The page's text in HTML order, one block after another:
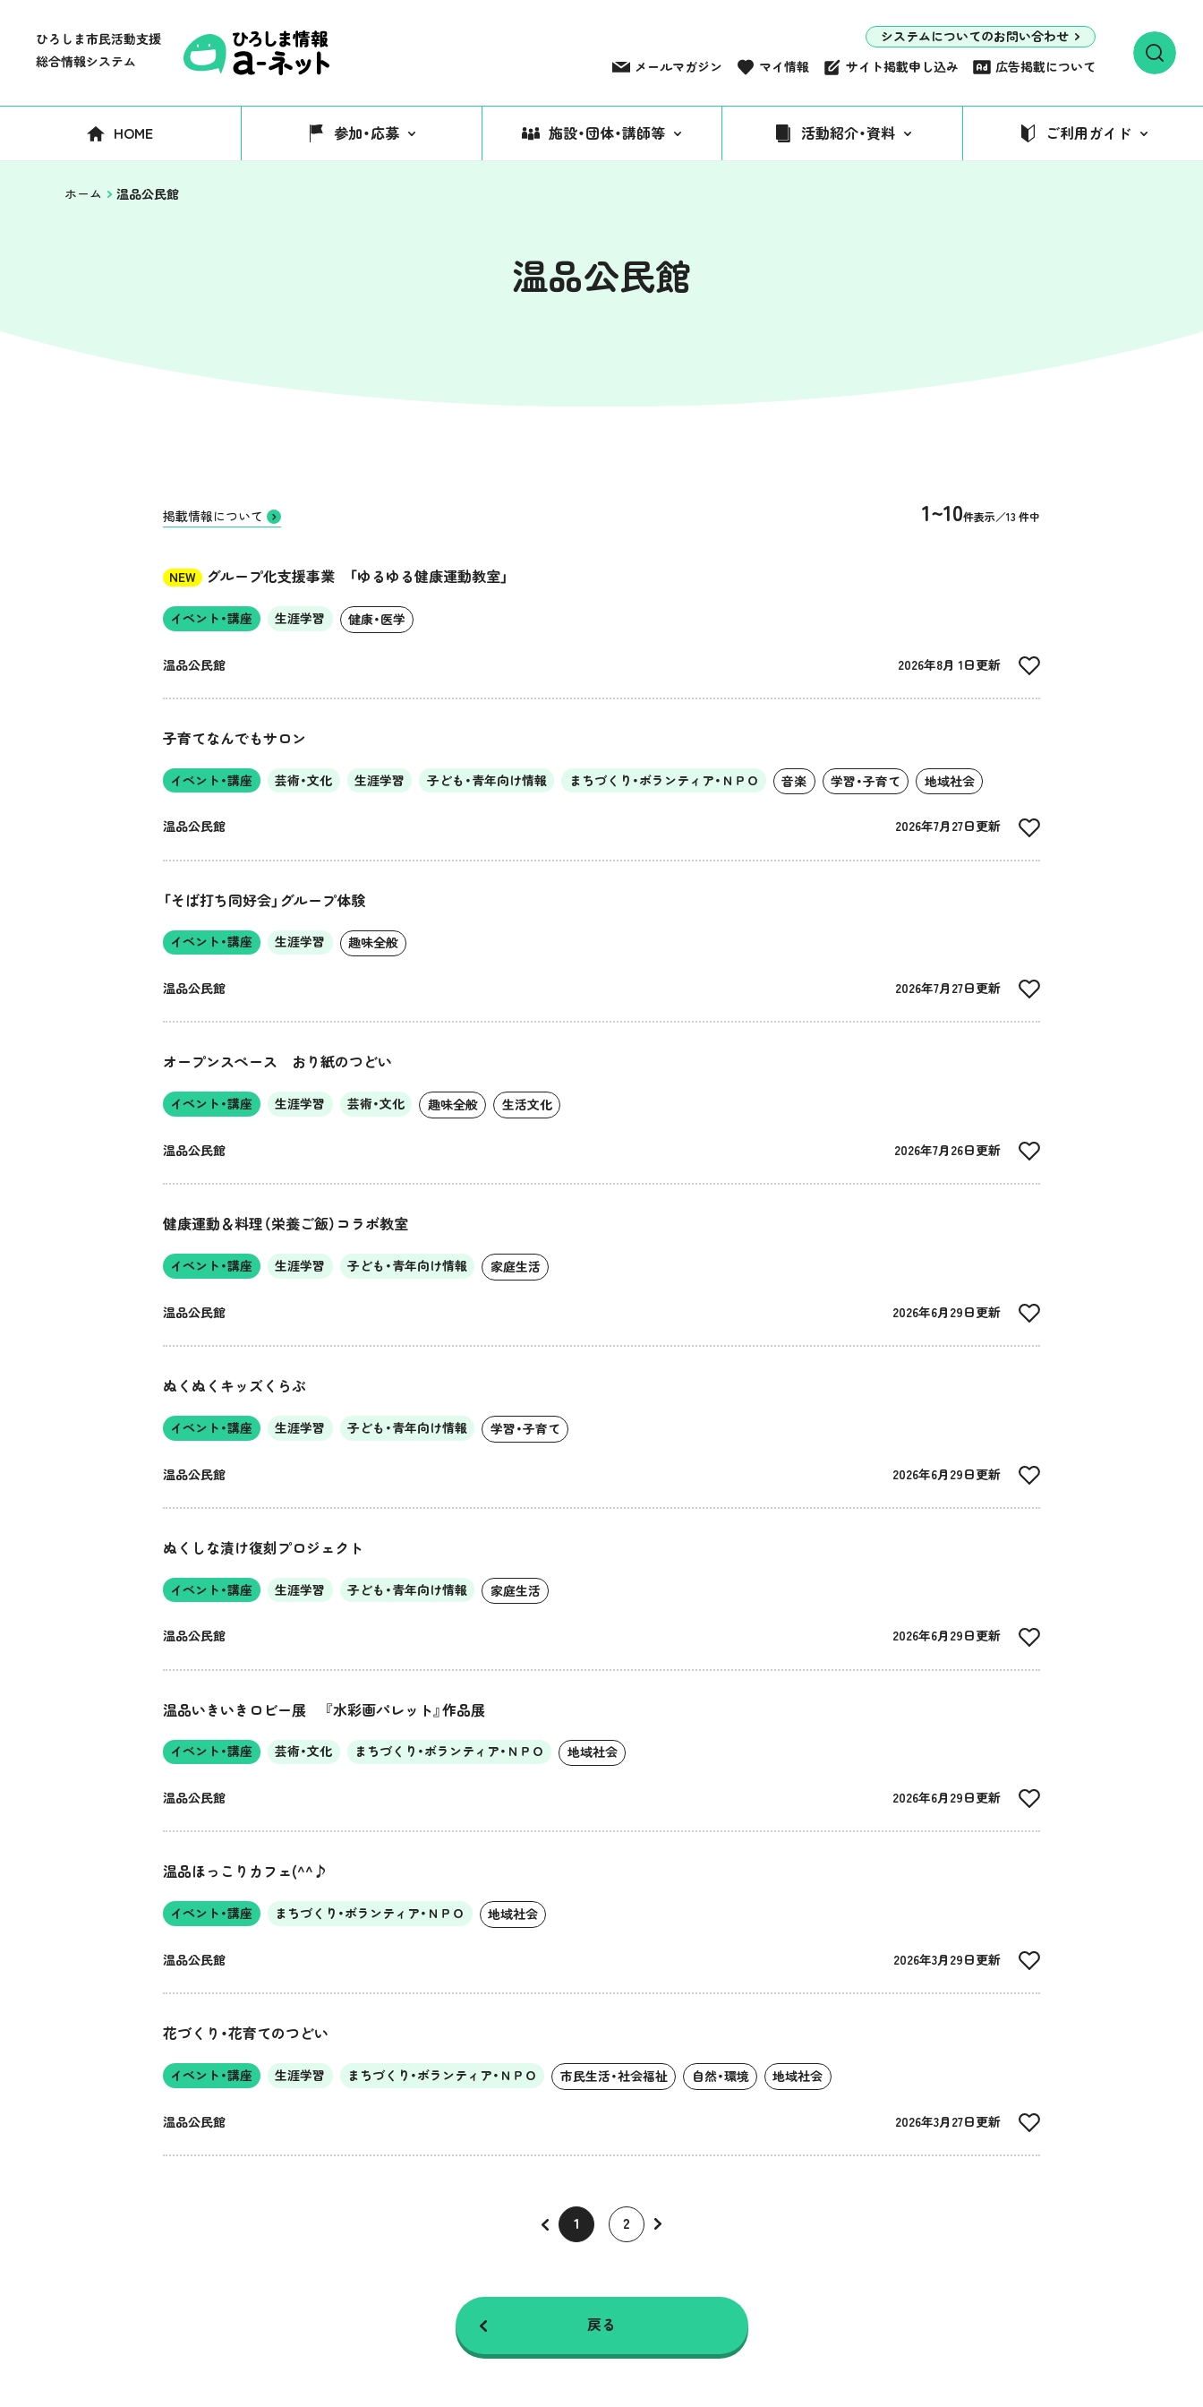
システムについてのお問い合わせ
メールマガジン マイ情報 サイト掲載申し込み 広告掲載について
HOME 参加・応募 施設・団体・講師等 活動紹介・資料 ご利用ガイド
ホーム 温品公民館
温品公民館
掲載情報について 1~10件表示／13 件中
NEW グループ化支援事業 「ゆるゆる健康運動教室」
イベント・講座 生涯学習 健康・医学
温品公民館 2026年8月 1日更新
子育てなんでもサロン
イベント・講座 芸術・文化 生涯学習 子ども・青年向け情報 まちづくり・ボランティア・ＮＰＯ 音楽 学習・子育て 地域社会
温品公民館 2026年7月27日更新
「そば打ち同好会」グループ体験
イベント・講座 生涯学習 趣味全般
温品公民館 2026年7月27日更新
オープンスペース おり紙のつどい
イベント・講座 生涯学習 芸術・文化 趣味全般 生活文化
温品公民館 2026年7月26日更新
健康運動＆料理（栄養ご飯）コラボ教室
イベント・講座 生涯学習 子ども・青年向け情報 家庭生活
温品公民館 2026年6月29日更新
ぬくぬくキッズくらぶ
イベント・講座 生涯学習 子ども・青年向け情報 学習・子育て
温品公民館 2026年6月29日更新
ぬくしな漬け復刻プロジェクト
イベント・講座 生涯学習 子ども・青年向け情報 家庭生活
温品公民館 2026年6月29日更新
温品いきいきロビー展 『水彩画パレット』作品展
イベント・講座 芸術・文化 まちづくり・ボランティア・ＮＰＯ 地域社会
温品公民館 2026年6月29日更新
温品ほっこりカフェ(^^♪
イベント・講座 まちづくり・ボランティア・ＮＰＯ 地域社会
温品公民館 2026年3月29日更新
花づくり・花育てのつどい
イベント・講座 生涯学習 まちづくり・ボランティア・ＮＰＯ 市民生活・社会福祉 自然・環境 地域社会
温品公民館 2026年3月27日更新
1 2
戻る